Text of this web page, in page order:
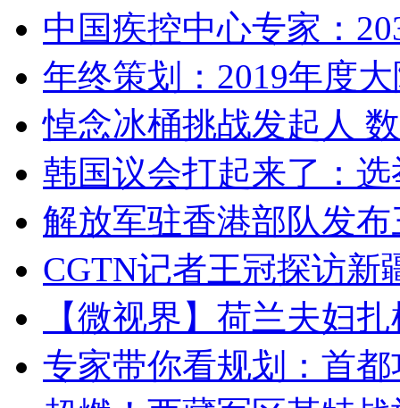
中国疾控中心专家：
年终策划：2019年度
悼念冰桶挑战发起人
韩国议会打起来了：
解放军驻香港部队发
CGTN记者王冠探访新
【微视界】荷兰夫妇
专家带你看规划：首